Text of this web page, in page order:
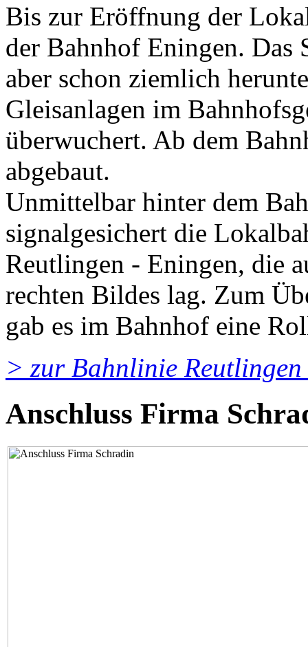
Bis zur Eröffnung der
der Bahnhof Eningen. Das
aber schon ziemlich
Gleisanlagen im
überwuchert. Ab dem
abgebaut.
Unmittelbar hinter dem
signalgesichert die
Reutlingen - Eningen, die
rechten Bildes lag. Zum
gab es im Bahnhof eine
> zur Bahnlinie
Anschluss Firma